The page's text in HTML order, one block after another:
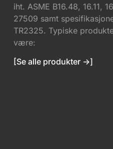
iht. ASME B16.48, 16.11,
27509 samt
TR2325. Typiske
være:
[Se alle produkter ->]